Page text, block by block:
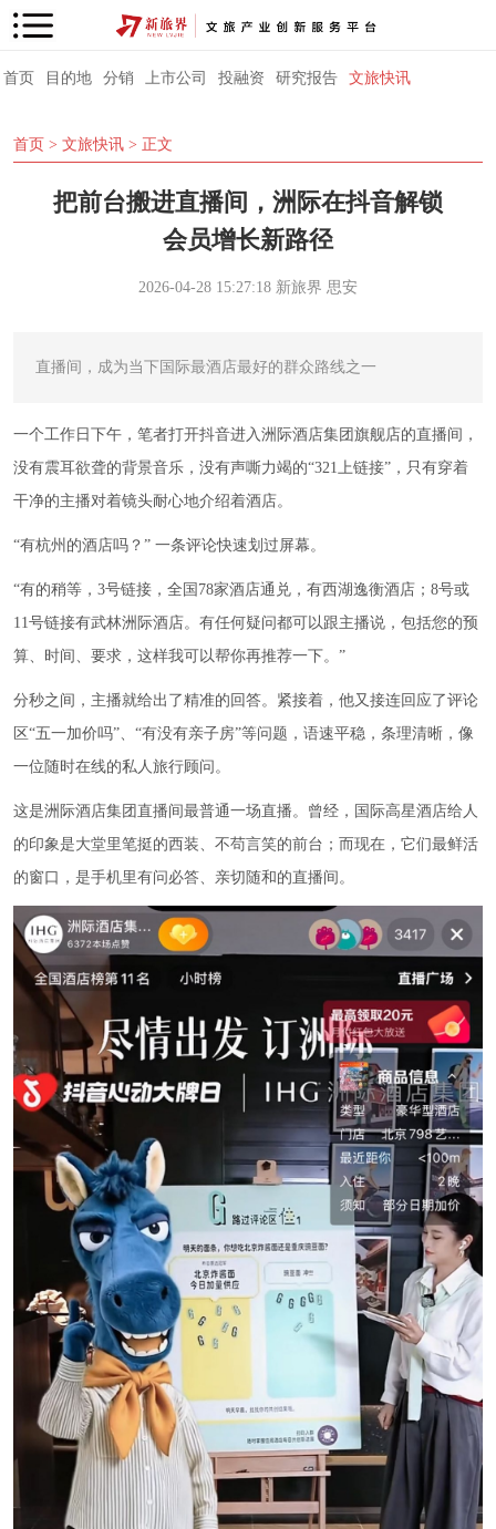
首页 目的地 分销 上市公司 投融资 研究报告 文旅快讯
首页 > 文旅快讯 > 正文
把前台搬进直播间，洲际在抖音解锁
会员增长新路径
2026-04-28 15:27:18 新旅界 思安
直播间，成为当下国际最酒店最好的群众路线之一
一个工作日下午，笔者打开抖音进入洲际酒店集团旗舰店的直播间，
没有震耳欲聋的背景音乐，没有声嘶力竭的“321上链接”，只有穿着
干净的主播对着镜头耐心地介绍着酒店。
“有杭州的酒店吗？” 一条评论快速划过屏幕。
“有的稍等，3号链接，全国78家酒店通兑，有西湖逸衡酒店；8号或
11号链接有武林洲际酒店。有任何疑问都可以跟主播说，包括您的预
算、时间、要求，这样我可以帮你再推荐一下。”
分秒之间，主播就给出了精准的回答。紧接着，他又接连回应了评论
区“五一加价吗”、“有没有亲子房”等问题，语速平稳，条理清晰，像
一位随时在线的私人旅行顾问。
这是洲际酒店集团直播间最普通一场直播。曾经，国际高星酒店给人
的印象是大堂里笔挺的西装、不苟言笑的前台；而现在，它们最鲜活
的窗口，是手机里有问必答、亲切随和的直播间。